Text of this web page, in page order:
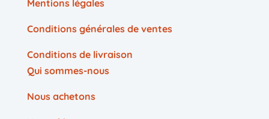
Mentions légales
Conditions générales de ventes
Conditions de livraison
Qui sommes-nous
Nous achetons